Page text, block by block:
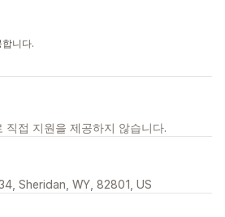
니다.
직접 지원을 제공하지 않습니다.
Sheridan, WY, 82801, US